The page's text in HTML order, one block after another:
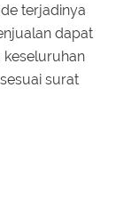
terjadinya
dapat
keseluruhan
surat